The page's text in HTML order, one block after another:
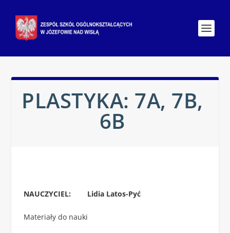
PLASTYKA: 7A, 7B,
6B
NAUCZYCIEL: Lidia Latos-Pyć
Materiały do nauki